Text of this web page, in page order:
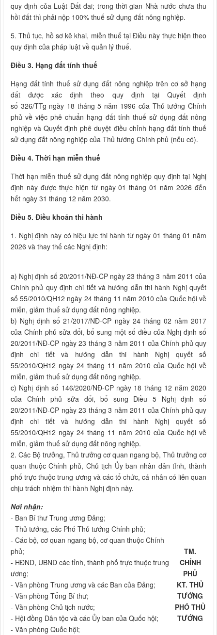
quy định của Luật Đất đai; trong thời gian Nhà nước chưa thu
hồi đất thì phải nộp 100% thuế sử dụng đất nông nghiệp.
5. Thủ tục, hồ sơ kê khai, miễn thuế tại Điều này thực hiện theo
quy định của pháp luật về quản lý thuế.
Điều 3. Hạng đất tính thuế
Hạng đất tính thuế sử dụng đất nông nghiệp trên cơ sở hạng
đất được xác định theo quy định tại Quyết định
số 326/TTg ngày 18 tháng 5 năm 1996 của Thủ tướng Chính
phủ về việc phê chuẩn hạng đất tính thuế sử dụng đất nông
nghiệp và Quyết định phê duyệt điều chỉnh hạng đất tính thuế
sử dụng đất nông nghiệp của Thủ tướng Chính phủ (nếu có).
Điều 4. Thời hạn miễn thuế
Thời hạn miễn thuế sử dụng đất nông nghiệp quy định tại Nghị
định này được thực hiện từ ngày 01 tháng 01 năm 2026 đến
hết ngày 31 tháng 12 năm 2030.
Điều 5. Điều khoản thi hành
1. Nghị định này có hiệu lực thi hành từ ngày 01 tháng 01 năm
2026 và thay thế các Nghị định:
a) Nghị định số 20/2011/NĐ-CP ngày 23 tháng 3 năm 2011 của
Chính phủ quy định chi tiết và hướng dẫn thi hành Nghị quyết
số 55/2010/QH12 ngày 24 tháng 11 năm 2010 của Quốc hội về
miễn, giảm thuế sử dụng đất nông nghiệp.
b) Nghị định số 21/2017/NĐ-CP ngày 24 tháng 02 năm 2017
của Chính phủ sửa đổi, bổ sung một số điều của Nghị định số
20/2011/NĐ-CP ngày 23 tháng 3 năm 2011 của Chính phủ quy
định chi tiết và hướng dẫn thi hành Nghị quyết số
55/2010/QH12 ngày 24 tháng 11 năm 2010 của Quốc hội về
miễn, giảm thuế sử dụng đất nông nghiệp.
c) Nghị định số 146/2020/NĐ-CP ngày 18 tháng 12 năm 2020
của Chính phủ sửa đổi, bổ sung Điều 5 Nghị định số
20/2011/NĐ-CP ngày 23 tháng 3 năm 2011 của Chính phủ quy
định chi tiết và hướng dẫn thi hành Nghị quyết số
55/2010/QH12 ngày 24 tháng 11 năm 2010 của Quốc hội về
miễn, giảm thuế sử dụng đất nông nghiệp.
2. Các Bộ trưởng, Thủ trưởng cơ quan ngang bộ, Thủ trưởng cơ
quan thuộc Chính phủ, Chủ tịch Ủy ban nhân dân tỉnh, thành
phố trực thuộc trung ương và các tổ chức, cá nhân có liên quan
chịu trách nhiệm thi hành Nghị định này.
Nơi nhận:
- Ban Bí thư Trung ương Đảng;
- Thủ tướng, các Phó Thủ tướng Chính phủ;
- Các bộ, cơ quan ngang bộ, cơ quan thuộc Chính
phủ;
- HĐND, UBND các tỉnh, thành phố trực thuộc trung
ương;
- Văn phòng Trung ương và các Ban của Đảng;
- Văn phòng Tổng Bí thư;
- Văn phòng Chủ tịch nước;
- Hội đồng Dân tộc và các Ủy ban của Quốc hội;
- Văn phòng Quốc hội;
TM.
CHÍNH
PHỦ
KT. THỦ
TƯỚNG
PHÓ THỦ
TƯỚNG